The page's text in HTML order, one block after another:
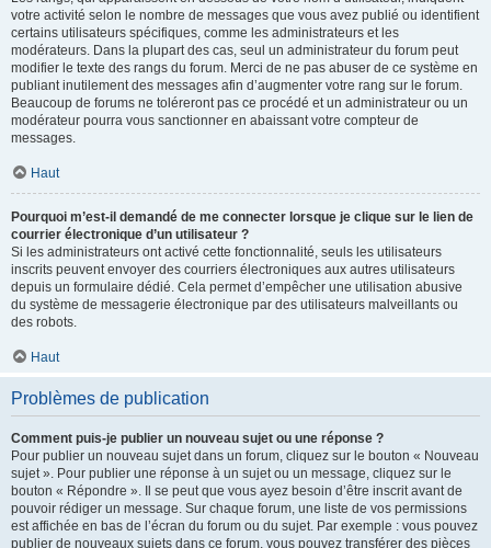
votre activité selon le nombre de messages que vous avez publié ou identifient
certains utilisateurs spécifiques, comme les administrateurs et les
modérateurs. Dans la plupart des cas, seul un administrateur du forum peut
modifier le texte des rangs du forum. Merci de ne pas abuser de ce système en
publiant inutilement des messages afin d’augmenter votre rang sur le forum.
Beaucoup de forums ne toléreront pas ce procédé et un administrateur ou un
modérateur pourra vous sanctionner en abaissant votre compteur de
messages.
Haut
Pourquoi m’est-il demandé de me connecter lorsque je clique sur le lien de
courrier électronique d’un utilisateur ?
Si les administrateurs ont activé cette fonctionnalité, seuls les utilisateurs
inscrits peuvent envoyer des courriers électroniques aux autres utilisateurs
depuis un formulaire dédié. Cela permet d’empêcher une utilisation abusive
du système de messagerie électronique par des utilisateurs malveillants ou
des robots.
Haut
Problèmes de publication
Comment puis-je publier un nouveau sujet ou une réponse ?
Pour publier un nouveau sujet dans un forum, cliquez sur le bouton « Nouveau
sujet ». Pour publier une réponse à un sujet ou un message, cliquez sur le
bouton « Répondre ». Il se peut que vous ayez besoin d’être inscrit avant de
pouvoir rédiger un message. Sur chaque forum, une liste de vos permissions
est affichée en bas de l’écran du forum ou du sujet. Par exemple : vous pouvez
publier de nouveaux sujets dans ce forum, vous pouvez transférer des pièces